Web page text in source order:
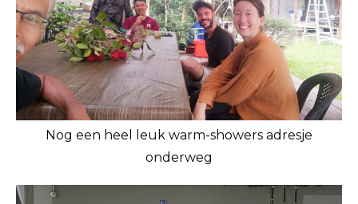
Nog een heel leuk warm-showers adresje
onderweg